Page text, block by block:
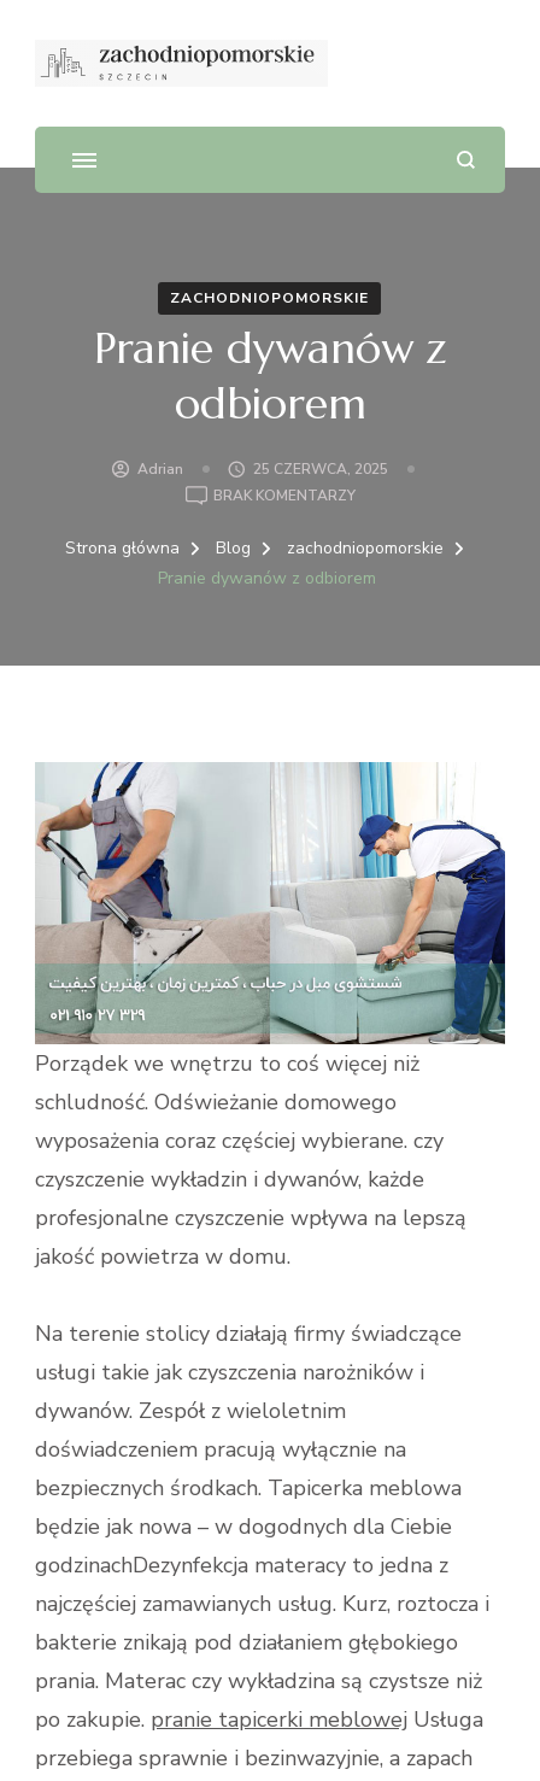
ZACHODNIOPOMORSKIE
Pranie dywanów z
odbiorem
Adrian
25 CZERWCA, 2025
BRAK KOMENTARZYDO
DYWANÓW
Strona główna Blog
zachodniopomorskie
Pranie dywanów z odbiorem
Porządek we wnętrzu to coś więcej niż
schludność. Odświeżanie domowego
wyposażenia coraz częściej wybierane. czy
czyszczenie wykładzin i dywanów, każde
profesjonalne czyszczenie wpływa na lepszą
jakość powietrza w domu.
Na terenie stolicy działają firmy świadczące
usługi takie jak czyszczenia narożników i
dywanów. Zespół z wieloletnim
doświadczeniem pracują wyłącznie na
bezpiecznych środkach. Tapicerka meblowa
będzie jak nowa – w dogodnych dla Ciebie
godzinachDezynfekcja materacy to jedna z
najczęściej zamawianych usług. Kurz, roztocza i
bakterie znikają pod działaniem głębokiego
prania. Materac czy wykładzina są czystsze niż
po zakupie. pranie tapicerki meblowej Usługa
przebiega sprawnie i bezinwazyjnie, a zapach